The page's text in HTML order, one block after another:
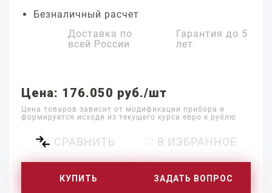
Безналичный расчет
Доставка по
всей России
Гарантия до 5
лет
Цена: 176.050 руб./шт
Цена товаров зависит от модификации прибора и
формируется исходя из текущего курса евро к рублю
СРАВНИТЬ ♡ В ИЗБРАННОЕ
КУПИТЬ ЗАДАТЬ ВОПРОС